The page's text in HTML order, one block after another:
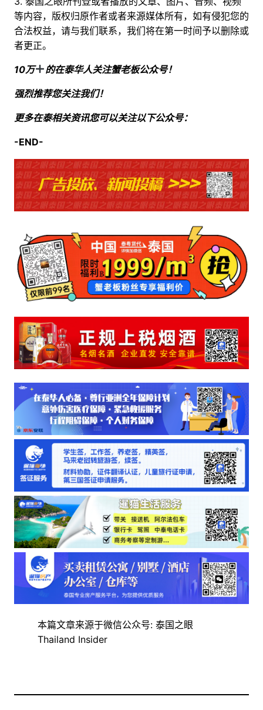
等内容，版权归原作者或者来源媒体所有，如有侵犯您的
合法权益，请与我们联系，我们将在第一时间予以删除或
者更正。
10万 的在泰华人关注蟹老板公众号！
强烈推荐您关注我们！
更多在泰相关资讯您可以关注以下公众号：
-END-
本篇文章来源于微信公众号: 泰国之眼
Thailand Insider